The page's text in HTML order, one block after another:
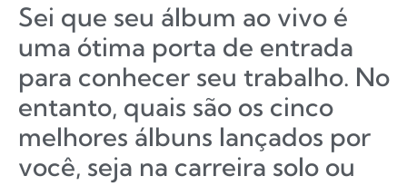
Sei que seu álbum ao vivo é
uma ótima porta de entrada
para conhecer seu trabalho. No
entanto, quais são os cinco
melhores álbuns lançados por
você, seja na carreira solo ou